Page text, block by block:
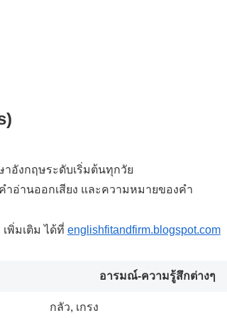
าอังกฤษระดับเริ่มต้นทุกวัย
อ่านออกเสียง และความหมายของคำ
พิ่มเติม ได้ที่ englishfitandfirm.blogspot.com
อารมณ์-ความรู้สึกต่างๆ
กลัว, เกรง